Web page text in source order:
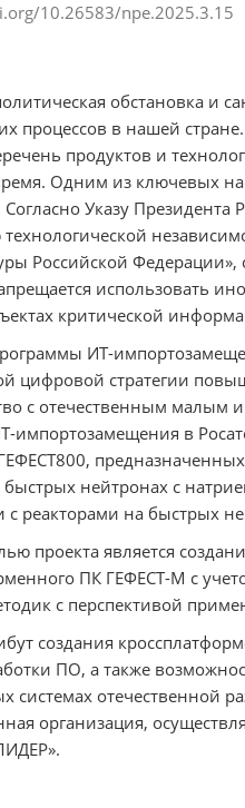
10.26583/npe.2025.3.15
обстановка и
процессов в нашей
продуктов и
Одним из ключевых
Согласно Указу
Российской Федерации»,
использовать
критической
ИТ-
цифровой стратегии
с отечественным
импортозамещения в
быстрых нейтронах с
с реакторами на быстрых
проекта является
ПК ГЕФЕСТ-М с
c перспективой
создания
ПО, а также
системах отечественной
организация,